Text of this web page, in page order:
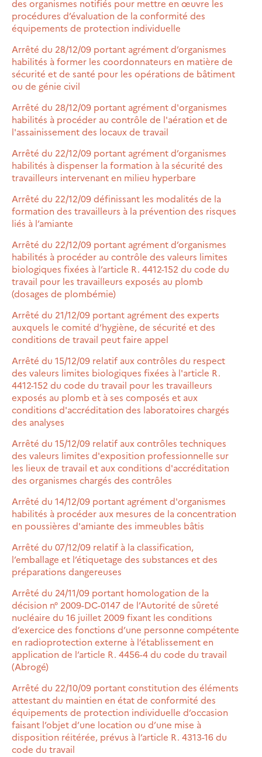
des organismes notifiés pour mettre en œuvre les
procédures d’évaluation de la conformité des
équipements de protection individuelle
Arrêté du 28/12/09 portant agrément d’organismes
habilités à former les coordonnateurs en matière de
sécurité et de santé pour les opérations de bâtiment
ou de génie civil
Arrêté du 28/12/09 portant agrément d'organismes
habilités à procéder au contrôle de l'aération et de
l'assainissement des locaux de travail
Arrêté du 22/12/09 portant agrément d’organismes
habilités à dispenser la formation à la sécurité des
travailleurs intervenant en milieu hyperbare
Arrêté du 22/12/09 définissant les modalités de la
formation des travailleurs à la prévention des risques
liés à l’amiante
Arrêté du 22/12/09 portant agrément d’organismes
habilités à procéder au contrôle des valeurs limites
biologiques fixées à l’article R. 4412-152 du code du
travail pour les travailleurs exposés au plomb
(dosages de plombémie)
Arrêté du 21/12/09 portant agrément des experts
auxquels le comité d’hygiène, de sécurité et des
conditions de travail peut faire appel
Arrêté du 15/12/09 relatif aux contrôles du respect
des valeurs limites biologiques fixées à l'article R.
4412-152 du code du travail pour les travailleurs
exposés au plomb et à ses composés et aux
conditions d'accréditation des laboratoires chargés
des analyses
Arrêté du 15/12/09 relatif aux contrôles techniques
des valeurs limites d'exposition professionnelle sur
les lieux de travail et aux conditions d'accréditation
des organismes chargés des contrôles
Arrêté du 14/12/09 portant agrément d'organismes
habilités à procéder aux mesures de la concentration
en poussières d'amiante des immeubles bâtis
Arrêté du 07/12/09 relatif à la classification,
l’emballage et l’étiquetage des substances et des
préparations dangereuses
Arrêté du 24/11/09 portant homologation de la
décision n° 2009-DC-0147 de l’Autorité de sûreté
nucléaire du 16 juillet 2009 fixant les conditions
d’exercice des fonctions d’une personne compétente
en radioprotection externe à l’établissement en
application de l’article R. 4456-4 du code du travail
(Abrogé)
Arrêté du 22/10/09 portant constitution des éléments
attestant du maintien en état de conformité des
équipements de protection individuelle d’occasion
faisant l’objet d’une location ou d’une mise à
disposition réitérée, prévus à l’article R. 4313-16 du
code du travail